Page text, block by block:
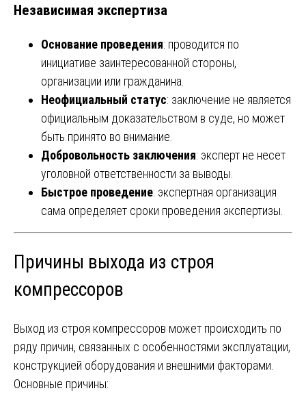
Независимая экспертиза
Основание проведения: проводится по
инициативе заинтересованной стороны,
организации или гражданина.
Неофициальный статус: заключение не является
официальным доказательством в суде, но может
быть принято во внимание.
Добровольность заключения: эксперт не несет
уголовной ответственности за выводы.
Быстрое проведение: экспертная организация
сама определяет сроки проведения экспертизы.
Причины выхода из строя
компрессоров
Выход из строя компрессоров может происходить по
ряду причин, связанных с особенностями эксплуатации,
конструкцией оборудования и внешними факторами.
Основные причины: